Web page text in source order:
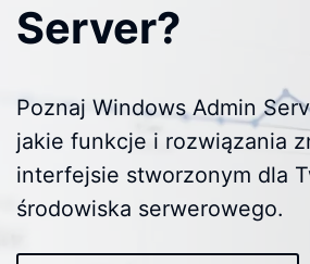
Server?
Poznaj Windows Admin
jakie funkcje i rozwiązania
interfejsie stworzonym dla
środowiska serwerowego.